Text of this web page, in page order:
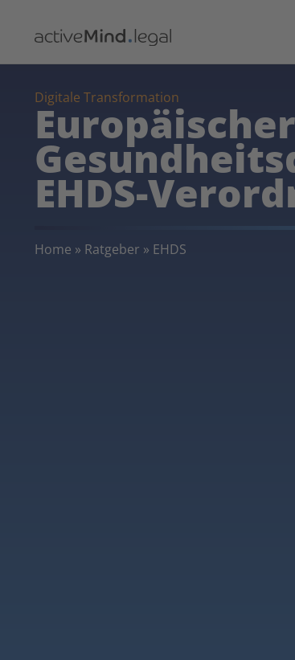
Digitale Transformation
Europäischer
EHDS-
Home » Ratgeber » EHDS